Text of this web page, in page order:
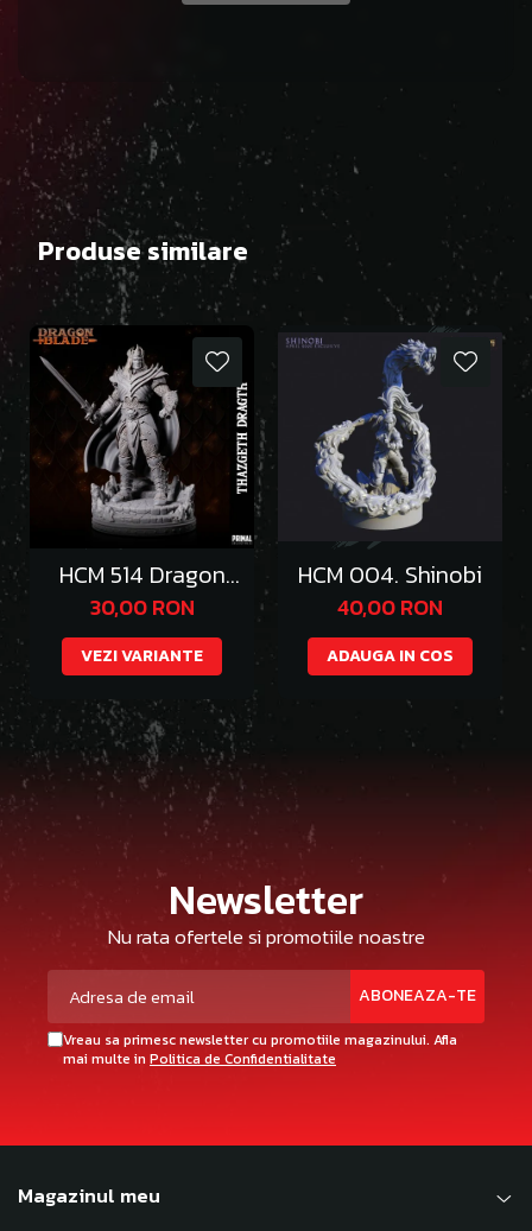
Produse similare
HCM 514 Dragon
Emperor Thazgeth
30,00 RON
VEZI VARIANTE
HCM 004. Shinobi
40,00 RON
ADAUGA IN COS
Newsletter
Nu rata ofertele si promotiile noastre
Vreau sa primesc newsletter cu promotiile magazinului. Afla
mai multe in Politica de Confidentialitate
Magazinul meu